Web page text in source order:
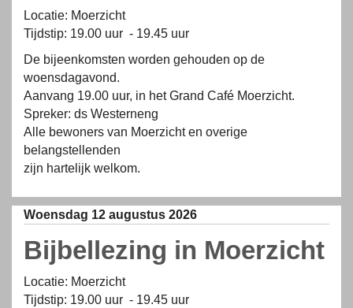
Locatie: Moerzicht
Tijdstip: 19.00 uur - 19.45 uur
De bijeenkomsten worden gehouden op de
woensdagavond.
Aanvang 19.00 uur, in het Grand Café Moerzicht.
Spreker: ds Westerneng
Alle bewoners van Moerzicht en overige
belangstellenden
zijn hartelijk welkom.
Woensdag 12 augustus 2026
Bijbellezing in Moerzicht
Locatie: Moerzicht
Tijdstip: 19.00 uur - 19.45 uur